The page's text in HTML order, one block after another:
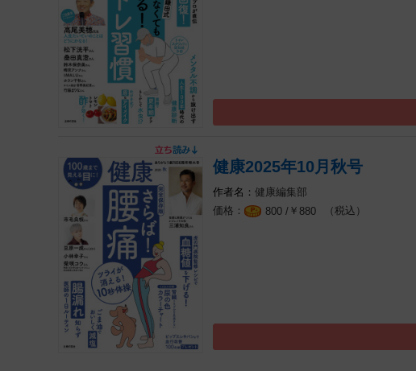
健康2025年10月秋号
健康編集部
800 / ￥ 880 （税込）